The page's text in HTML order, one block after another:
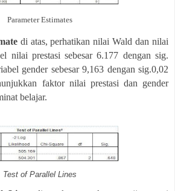
Parameter Estimates
di atas, perhatikan nilai Wald dan nilai
nilai prestasi sebesar 6.177 dengan sig.
gender sebesar 9,163 dengan sig.0,02
faktor nilai prestasi dan gender
belajar.
Test of Parallel Lines